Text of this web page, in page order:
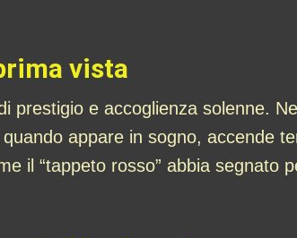
vista
prestigio e accoglienza solenne.
appare in sogno, accende
il “tappeto rosso” abbia segnato